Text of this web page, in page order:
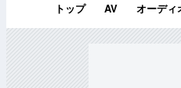
トップ AV オーディ